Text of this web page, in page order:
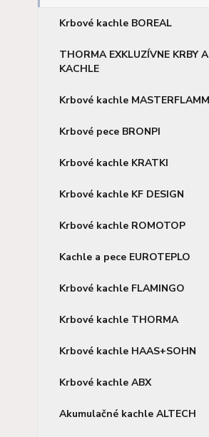
Krbové kachle BOREAL
THORMA EXKLUZÍVNE KRBY A
KACHLE
Krbové kachle
Krbové pece BRONPI
Krbové kachle KRATKI
Krbové kachle KF DESIGN
Krbové kachle ROMOTOP
Kachle a pece EUROTEPLO
Krbové kachle FLAMINGO
Krbové kachle THORMA
Krbové kachle HAAS+SOHN
Krbové kachle ABX
Akumulačné kachle ALTECH